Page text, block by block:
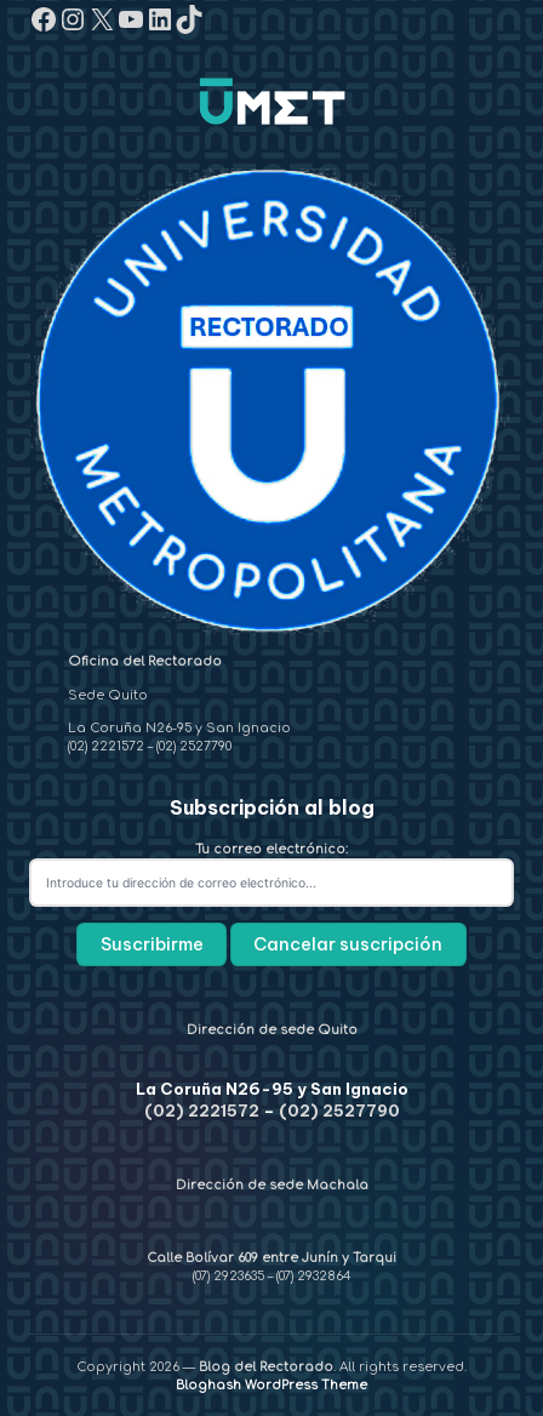
Facebook
Instagram
X YouTube
LinkedIn
TikTok
Oficina del Rectorado
Sede Quito
La Coruña N26-95 y San Ignacio
(02) 2221572 –(02) 2527790
Subscripción al blog
Tu correo electrónico:
Dirección de sede Quito
La Coruña N26-95 y San Ignacio
(02) 2221572 – (02) 2527790
Dirección de sede Machala
Calle Bolívar 609 entre Junín y Tarqui
(07) 2923635–(07) 2932864
Copyright 2026 — Blog del Rectorado . All rights reserved.
Bloghash WordPress Theme